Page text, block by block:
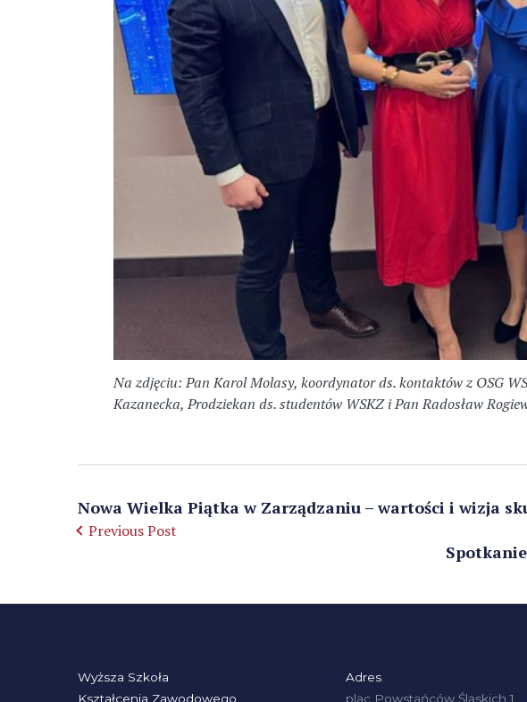
Na zdjęciu: Pan Karol Molasy, koordynator ds. kontaktów z OSG
Kazanecka, Prodziekan ds. studentów WSKZ i Pan Radosław
Nowa Wielka Piątka w Zarządzaniu – wartości i wizja
Previous Post
Wyższa Szkoła
Kształcenia Zawodowego
Adres
plac Powstańców Śląskich 1,